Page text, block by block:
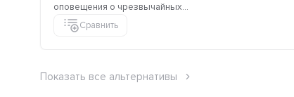
оповещения о чрезвычайных...
Сравнить
Показать все альтернативы